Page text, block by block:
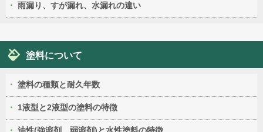
雨漏り、すが漏れ、水漏れの違い
塗料について
塗料の種類と耐久年数
1液型と2液型の塗料の特徴